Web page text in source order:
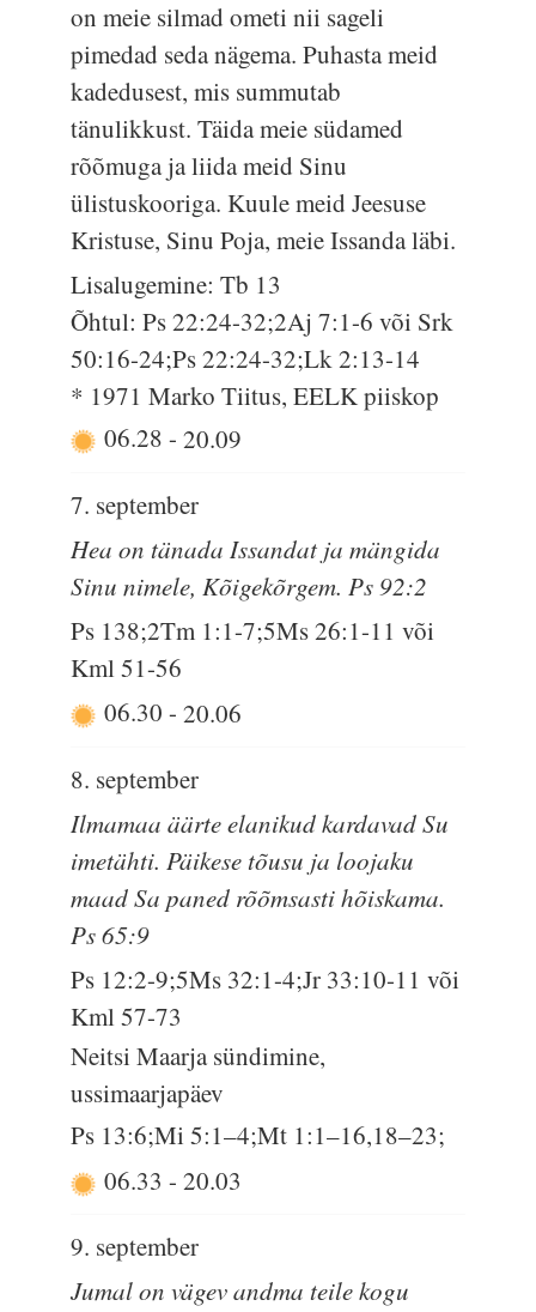
on meie silmad ometi nii sageli
pimedad seda nägema. Puhasta meid
kadedusest, mis summutab
tänulikkust. Täida meie südamed
rõõmuga ja liida meid Sinu
ülistuskooriga. Kuule meid Jeesuse
Kristuse, Sinu Poja, meie Issanda läbi.
Lisalugemine: Tb 13
Õhtul: Ps 22:24-32;2Aj 7:1-6 või Srk
50:16-24;Ps 22:24-32;Lk 2:13-14
* 1971 Marko Tiitus, EELK piiskop
06.28 - 20.09
7. september
Hea on tänada Issandat ja mängida
Sinu nimele, Kõigekõrgem. Ps 92:2
Ps 138;2Tm 1:1-7;5Ms 26:1-11 või
Kml 51-56
06.30 - 20.06
8. september
Ilmamaa äärte elanikud kardavad Su
imetähti. Päikese tõusu ja loojaku
maad Sa paned rõõmsasti hõiskama.
Ps 65:9
Ps 12:2-9;5Ms 32:1-4;Jr 33:10-11 või
Kml 57-73
Neitsi Maarja sündimine,
ussimaarjapäev
Ps 13:6;Mi 5:1–4;Mt 1:1–16,18–23;
06.33 - 20.03
9. september
Jumal on vägev andma teile kogu